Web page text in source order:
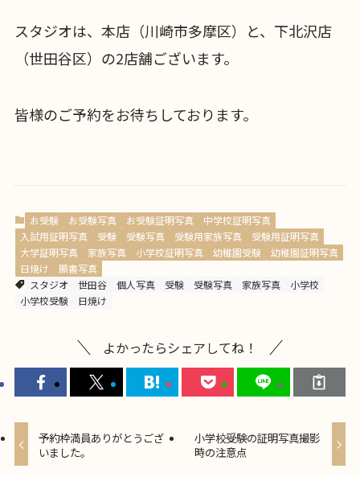
スタジオは、本店（川崎市多摩区）と、下北沢店
（世田谷区）の2店舗ございます。
皆様のご予約をお待ちしております。
お受験 お受験写真 お受験証明写真
中学校証明写真
入試用証明写真
受験 受験写真 受験用家族写真
受験用証明写真
大学証明写真
家族写真 小学校証明写真 幼稚園受験
幼稚園証明写真
日焼け
願書写真
スタジオ
世田谷 個人写真 受験 受験写真 家族写真
小学校
小学校受験
日焼け
よかったらシェアしてね！
予約枠満員ありがとうござ
いました。
小学校受験の証明写真撮影
時の注意点